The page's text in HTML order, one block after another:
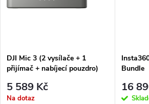
DJI Mic 3 (2 vysílače + 1
přijímač + nabíjecí pouzdro)
5 589 Kč
Na dotaz
Bundle
16